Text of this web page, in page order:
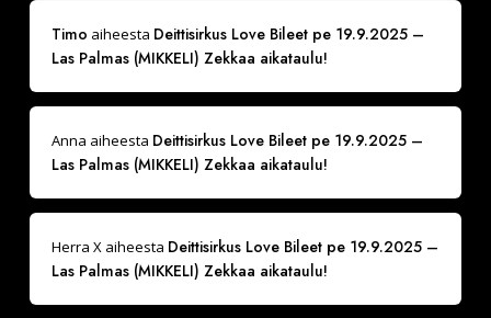
Timo aiheesta Deittisirkus Love Bileet pe 19.9.2025 –
Las Palmas (MIKKELI) Zekkaa aikataulu!
Anna aiheesta Deittisirkus Love Bileet pe 19.9.2025 –
Las Palmas (MIKKELI) Zekkaa aikataulu!
Herra Xaiheesta Deittisirkus Love Bileet pe 19.9.2025 –
Las Palmas (MIKKELI) Zekkaa aikataulu!